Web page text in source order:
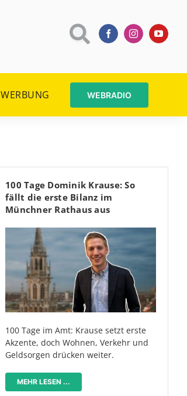
WERBUNG WEBRADIO
100 Tage Dominik Krause: So
fällt die erste Bilanz im
Münchner Rathaus aus
100 Tage im Amt: Krause setzt erste
Akzente, doch Wohnen, Verkehr und
Geldsorgen drücken weiter.
MEHR LESEN ...